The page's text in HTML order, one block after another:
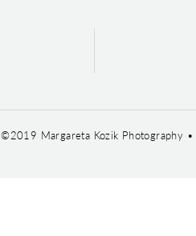
©2019 Margareta Kozik Photography